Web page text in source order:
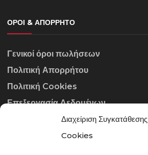
Διαχείριση Συγκατάθεσης
Cookies
ΌΡΟΙ & ΑΠΌΡΡΗΤΟ
Γενικοί όροι πωλήσεων
Πολιτική Απορρήτου
Πολιτική Cookies
Επεξεργασία Δεδομένων
ΣΤΟΙΧΕΊΑ ΕΠΙΚΟΙΝΩΝΊΑΣ